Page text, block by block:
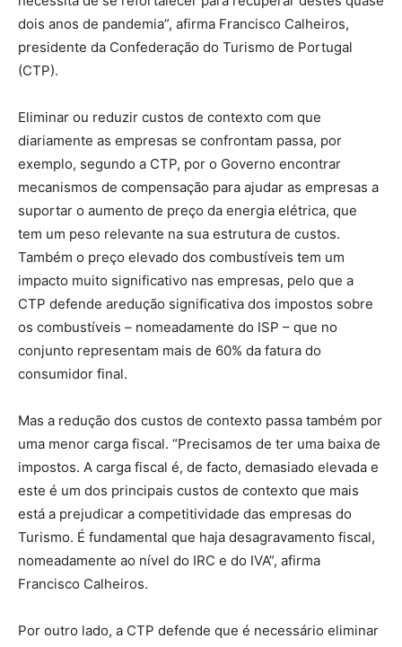
dois anos de pandemia”, afirma Francisco Calheiros,
presidente da Confederação do Turismo de Portugal
(CTP).
Eliminar ou reduzir custos de contexto com que
diariamente as empresas se confrontam passa, por
exemplo, segundo a CTP, por o Governo encontrar
mecanismos de compensação para ajudar as empresas a
suportar o aumento de preço da energia elétrica, que
tem um peso relevante na sua estrutura de custos.
Também o preço elevado dos combustíveis tem um
impacto muito significativo nas empresas, pelo que a
CTP defende aredução significativa dos impostos sobre
os combustíveis – nomeadamente do ISP – que no
conjunto representam mais de 60% da fatura do
consumidor final.
Mas a redução dos custos de contexto passa também por
uma menor carga fiscal. “Precisamos de ter uma baixa de
impostos. A carga fiscal é, de facto, demasiado elevada e
este é um dos principais custos de contexto que mais
está a prejudicar a competitividade das empresas do
Turismo. É fundamental que haja desagravamento fiscal,
nomeadamente ao nível do IRC e do IVA”, afirma
Francisco Calheiros.
Por outro lado, a CTP defende que é necessário eliminar